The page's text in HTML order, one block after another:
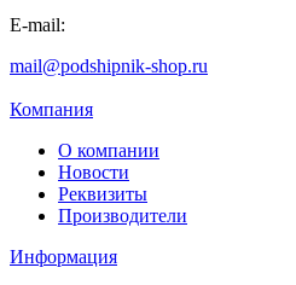
E-mail:
mail@podshipnik-shop.ru
Компания
О компании
Новости
Реквизиты
Производители
Информация